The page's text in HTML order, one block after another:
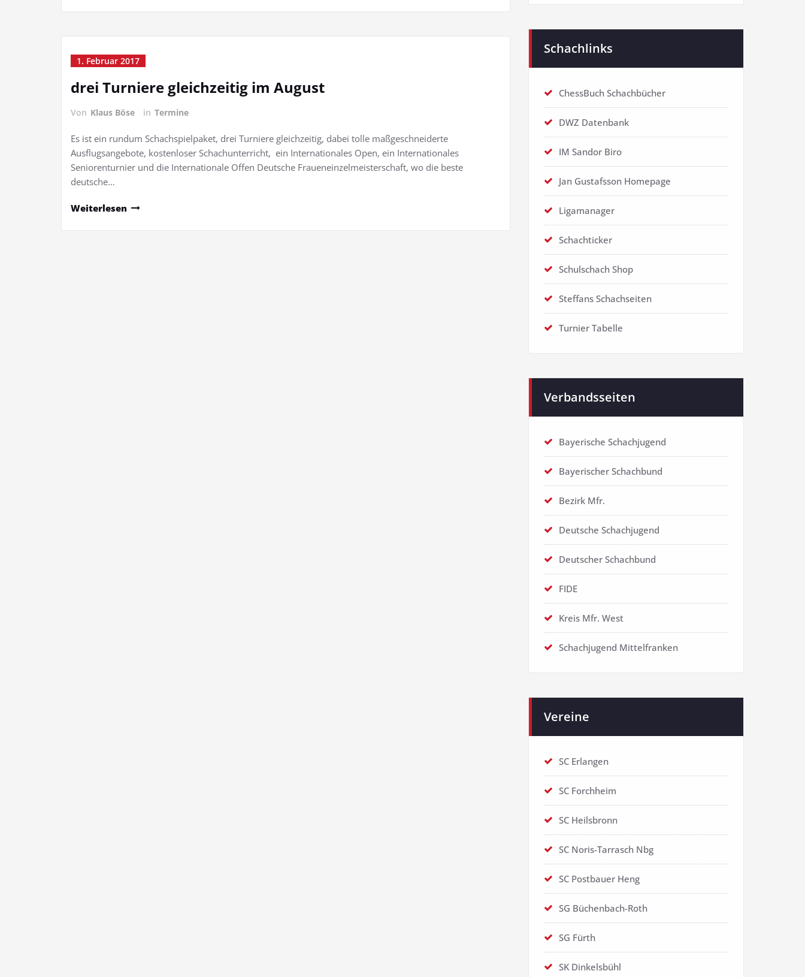
1. Februar 2017
drei Turniere gleichzeitig im August
Von Klaus Böse in Termine
Es ist ein rundum Schachspielpaket, drei Turniere gleichzeitig, dabei tolle maßgeschneiderte
Ausflugsangebote, kostenloser Schachunterricht, ein Internationales Open, ein Internationales
Seniorenturnier und die Internationale Offen Deutsche Fraueneinzelmeisterschaft, wo die beste
deutsche…
Weiterlesen
Schachlinks
ChessBuch Schachbücher
DWZ Datenbank
IM Sandor Biro
Jan Gustafsson Homepage
Ligamanager
Schachticker
Schulschach Shop
Steffans Schachseiten
Turnier Tabelle
Verbandsseiten
Bayerische Schachjugend
Bayerischer Schachbund
Bezirk Mfr.
Deutsche Schachjugend
Deutscher Schachbund
FIDE
Kreis Mfr. West
Schachjugend Mittelfranken
Vereine
SC Erlangen
SC Forchheim
SC Heilsbronn
SC Noris-Tarrasch Nbg
SC Postbauer Heng
SG Büchenbach-Roth
SG Fürth
SK Dinkelsbühl